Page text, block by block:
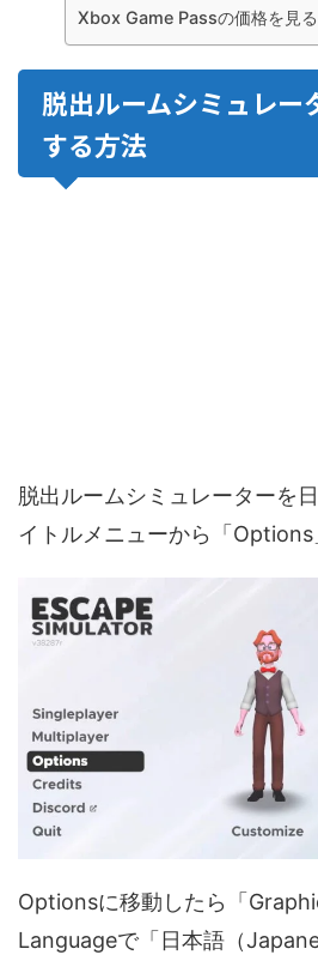
Xbox Game Passの価格を見る
脱出ルームシミュレー
する方法
脱出ルームシミュレーターを
イトルメニューから「Options
Optionsに移動したら「
Languageで「日本語（